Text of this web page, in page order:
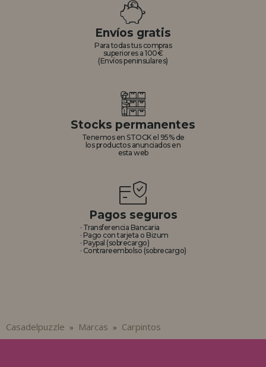
REGISTRO DISTRIBUIDOR
Envíos gratis
Para todas tus compras
superiores a 100€
(Envíos peninsulares)
Stocks permanentes
Tenemos en STOCK el 95% de
los productos anunciados en
esta web
Pagos seguros
· Transferencia Bancaria
· Pago con tarjeta o Bizum
· Paypal (sobrecargo)
· Contrareembolso (sobrecargo)
Casadelpuzzle » Marcas » Carpintos